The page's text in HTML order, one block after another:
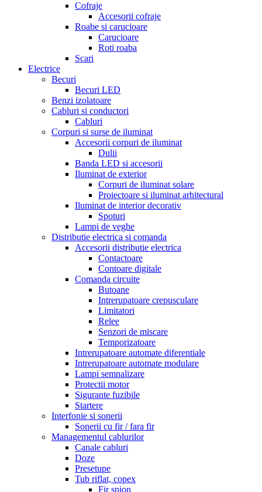
Cofraje
Accesorii cofraje
Roabe si carucioare
Carucioare
Roti roaba
Scari
Electrice
Becuri
Becuri LED
Benzi izolatoare
Cabluri si conductori
Cabluri
Corpuri si surse de iluminat
Accesorii corpuri de iluminat
Dulii
Banda LED si accesorii
Iluminat de exterior
Corpuri de iluminat solare
Proiectoare si iluminat arhitectural
Iluminat de interior decorativ
Spoturi
Lampi de veghe
Distributie electrica si comanda
Accesorii distributie electrica
Contactoare
Contoare digitale
Comanda circuite
Butoane
Intrerupatoare crepusculare
Limitatori
Relee
Senzori de miscare
Temporizatoare
Intrerupatoare automate diferentiale
Intrerupatoare automate modulare
Lampi semnalizare
Protectii motor
Sigurante fuzibile
Startere
Interfonie si sonerii
Sonerii cu fir / fara fir
Managementul cablurilor
Canale cabluri
Doze
Presetupe
Tub riflat, copex
Fir spion